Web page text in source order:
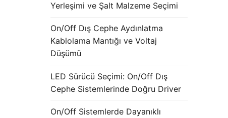
Yerleşimi ve Şalt Malzeme Seçimi
On/Off Dış Cephe Aydınlatma
Kablolama Mantığı ve Voltaj
Düşümü
LED Sürücü Seçimi: On/Off Dış
Cephe Sistemlerinde Doğru Driver
On/Off Sistemlerde Dayanıklı